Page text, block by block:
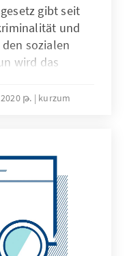
gibt seit
und
sozialen
wird das
թ. kurzum